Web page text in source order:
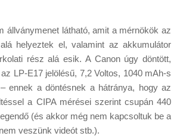
állványmenet látható, amit a mérnökök az
helyeztek el, valamint az akkumulátor
rész alá esik. A Canon úgy döntött,
LP-E17 jelölésű, 7,2 Voltos, 1040 mAh-s
ennek a döntésnek a hátránya, hogy az
a CIPA mérései szerint csupán 440
(és akkor még nem kapcsoltuk be a
veszünk videót stb.).